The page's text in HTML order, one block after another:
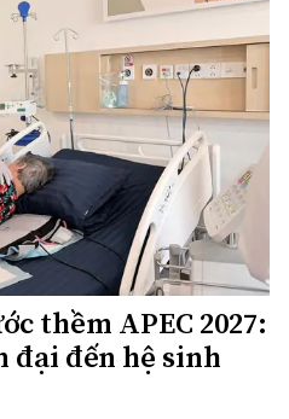
thềm APEC 2027:
đại đến hệ sinh